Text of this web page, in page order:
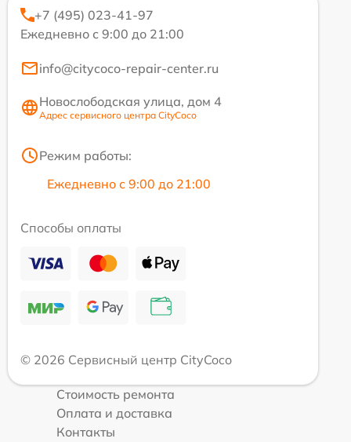
+7 (495) 023-41-97
Ежедневно с 9:00 до 21:00
info@citycoco-repair-center.ru
Новослободская улица, дом 4
Адрес сервисного центра CityCoco
Режим работы:
Ежедневно с 9:00 до 21:00
Способы оплаты
© 2026 Сервисный центр CityCoco
Стоимость ремонта
Оплата и доставка
Контакты